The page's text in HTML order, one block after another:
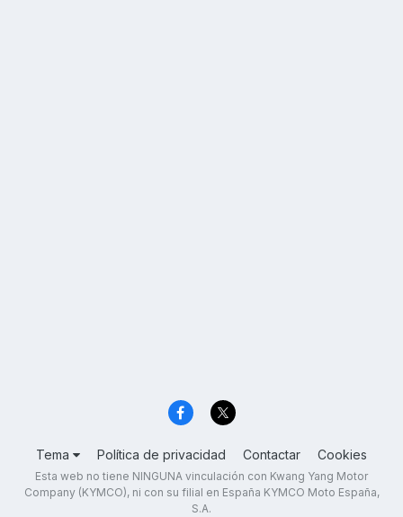
Tema Política de privacidad Contactar Cookies
Esta web no tiene NINGUNA vinculación con Kwang Yang Motor
Company (KYMCO), ni con su filial en España KYMCO Moto España,
S.A.